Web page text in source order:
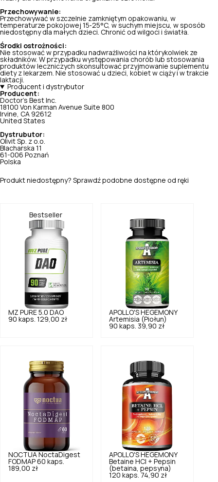
Przechowywanie:
Przechowywać w szczelnie zamkniętym opakowaniu, w
temperaturze pokojowej 15‑25°C, w suchym miejscu, w sposób
niedostępny dla małych dzieci. Chronić od wilgoci i światła.
Środki ostrożności:
Nie stosować w przypadku nadwrażliwości na którykolwiek ze
składników. W przypadku występowania chorób lub stosowania
produktów leczniczych skonsultować przyjmowanie suplementu
diety z lekarzem. Nie stosować u dzieci, kobiet w ciąży i w trakcie
laktacji.
Producent i dystrybutor
Producent:
Doctor's Best Inc.
18100 Von Karman Avenue Suite 800
Irvine, CA 92612
United States
Dystrubutor:
Olivit Sp. z o.o.
Blacharska 11
61-006 Poznań
Polska
Produkt niedostępny? Sprawdź podobne dostępne od ręki
Bestseller
MZ PURE 5.0 DAO
90 kaps. 129,00 zł
APOLLO'S HEGEMONY
Artemisia (Piołun)
90 kaps. 39,90 zł
NOCTUA NoctaDigest
FODMAP 60 kaps.
189,00 zł
APOLLO'S HEGEMONY
Betaine HCl + Pepsin
(betaina, pepsyna)
120 kaps. 74,90 zł